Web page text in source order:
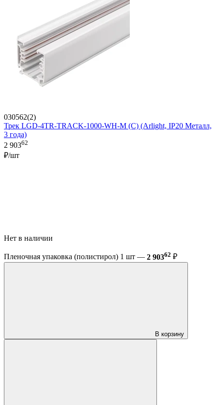
030562(2)
Трек LGD-4TR-TRACK-1000-WH-M (C) (Arlight, IP20 Металл,
3 года)
2 90362
₽/шт
Нет в наличии
Пленочная упаковка (полистирол) 1 шт — 2 90362 ₽
В корзину